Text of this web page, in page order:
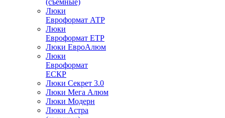
(съемные)
Люки
Евроформат АТР
Люки
Евроформат ЕТР
Люки ЕвроАлюм
Люки
Евроформат
ЕСКР
Люки Секрет 3.0
Люки Мега Алюм
Люки Модерн
Люки Астра